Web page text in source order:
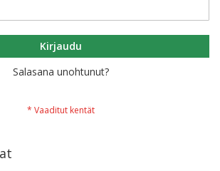
Kirjaudu
Salasana unohtunut?